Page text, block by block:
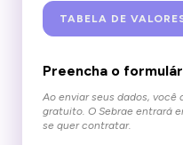
TABELA DE
Preencha o
Ao enviar seus dados,
gratuito. O Sebrae entrará
se quer contratar.